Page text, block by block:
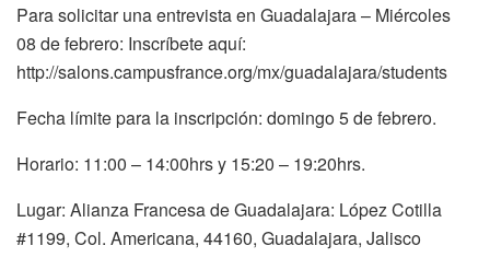
Para solicitar una entrevista en Guadalajara – Miércoles
08 de febrero: Inscríbete aquí:
http://salons.campusfrance.org/mx/guadalajara/students
Fecha límite para la inscripción: domingo 5 de febrero.
Horario: 11:00 – 14:00hrs y 15:20 – 19:20hrs.
Lugar: Alianza Francesa de Guadalajara: López Cotilla
#1199, Col. Americana, 44160, Guadalajara, Jalisco